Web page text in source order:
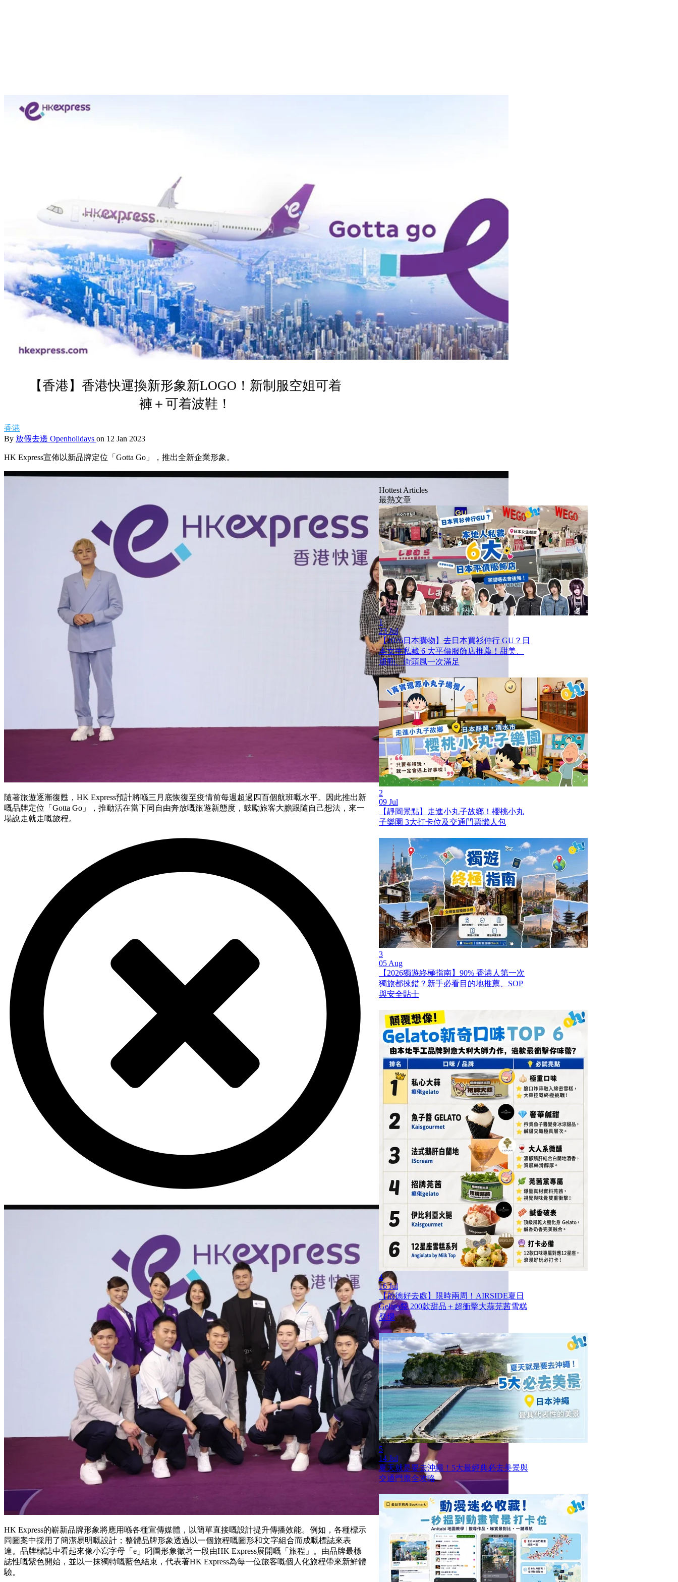
【香港】香港快運換新形象新LOGO！新制服空姐可着
褲＋可着波鞋！
香港
By 放假去邊 Openholidays on 12 Jan 2023
HK Express宣佈以新品牌定位「Gotta Go」，推出全新企業形象。
隨著旅遊逐漸復甦，HK Express預計將喺三月底恢復至疫情前每週超過四百個航班嘅水平。因此推出新
嘅品牌定位「Gotta Go」，推動活在當下同自由奔放嘅旅遊新態度，鼓勵旅客大膽跟隨自己想法，來一
場說走就走嘅旅程。
HK Express的嶄新品牌形象將應用喺各種宣傳媒體，以簡單直接嘅設計提升傳播效能。例如，各種標示
同圖案中採用了簡潔易明嘅設計；整體品牌形象透過以一個旅程嘅圖形和文字組合而成嘅標誌來表
達。品牌標誌中看起來像小寫字母「e」叼圖形象徵著一段由HK Express展開嘅「旅程」。由品牌最標
誌性嘅紫色開始，並以一抹獨特嘅藍色結束，代表著HK Express為每一位旅客嘅個人化旅程帶來新鮮體
驗。
Hottest Articles
最熱文章
1
23 Jul
【2026日本購物】去日本買衫仲行 GU？日
本女生私藏 6 大平價服飾店推薦！甜美、
通勤、街頭風一次滿足
2
09 Jul
【靜岡景點】走進小丸子故鄉！櫻桃小丸
子樂園 3大打卡位及交通門票懶人包
3
05 Aug
【2026獨遊終極指南】90% 香港人第一次
獨旅都揀錯？新手必看目的地推薦、SOP
與安全貼士
4
16 Jul
【啟德好去處】限時兩周！AIRSIDE夏日
Gelato祭 200款甜品＋超衝擊大蒜芫茜雪糕
登場
5
14 Jul
夏天就是要去沖繩！5大最經典必去美景與
交通門票全攻略